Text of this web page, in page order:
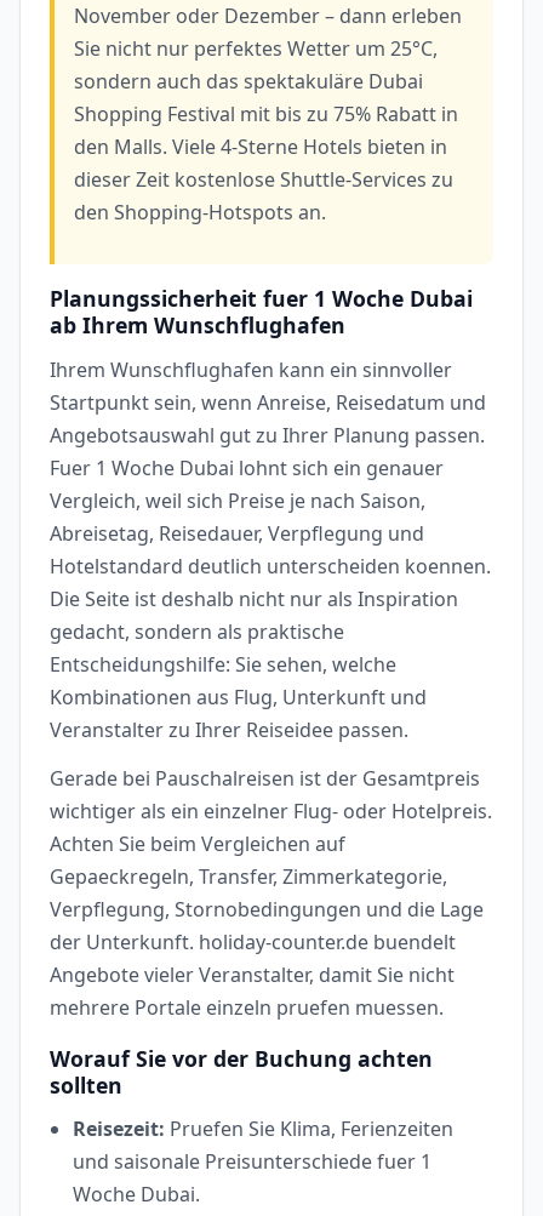
November oder Dezember – dann erleben
Sie nicht nur perfektes Wetter um 25°C,
sondern auch das spektakuläre Dubai
Shopping Festival mit bis zu 75% Rabatt in
den Malls. Viele 4-Sterne Hotels bieten in
dieser Zeit kostenlose Shuttle-Services zu
den Shopping-Hotspots an.
Planungssicherheit fuer 1 Woche Dubai
ab Ihrem Wunschflughafen
Ihrem Wunschflughafen kann ein sinnvoller
Startpunkt sein, wenn Anreise, Reisedatum und
Angebotsauswahl gut zu Ihrer Planung passen.
Fuer 1 Woche Dubai lohnt sich ein genauer
Vergleich, weil sich Preise je nach Saison,
Abreisetag, Reisedauer, Verpflegung und
Hotelstandard deutlich unterscheiden koennen.
Die Seite ist deshalb nicht nur als Inspiration
gedacht, sondern als praktische
Entscheidungshilfe: Sie sehen, welche
Kombinationen aus Flug, Unterkunft und
Veranstalter zu Ihrer Reiseidee passen.
Gerade bei Pauschalreisen ist der Gesamtpreis
wichtiger als ein einzelner Flug- oder Hotelpreis.
Achten Sie beim Vergleichen auf
Gepaeckregeln, Transfer, Zimmerkategorie,
Verpflegung, Stornobedingungen und die Lage
der Unterkunft. holiday-counter.de buendelt
Angebote vieler Veranstalter, damit Sie nicht
mehrere Portale einzeln pruefen muessen.
Worauf Sie vor der Buchung achten
sollten
Reisezeit: Pruefen Sie Klima, Ferienzeiten
und saisonale Preisunterschiede fuer 1
Woche Dubai.